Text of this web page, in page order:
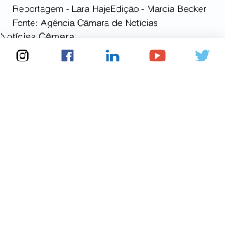
Reportagem - Lara HajeEdição - Marcia Becker
Fonte: Agência Câmara de Notícias
Notícias Câmara